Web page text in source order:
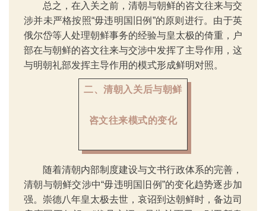
总之，在入关之前，清朝与朝鲜的咨文往来与交
涉并未严格按照“毋违明国旧例”的原则进行。由于英
俄尔岱等人处理朝鲜事务的经验与皇太极的倚重，户
部在与朝鲜的咨文往来与交涉中发挥了主导作用，这
与明朝礼部发挥主导作用的模式形成鲜明对照。
二、清朝入关后与朝鲜
咨文往来模式的变化
随着清朝内部制度建设与文书行政体系的完善，
清朝与朝鲜交涉中“毋违明国旧例”的变化趋势逐步加
强。崇德八年皇太极去世，哀诏到达朝鲜时，备边司